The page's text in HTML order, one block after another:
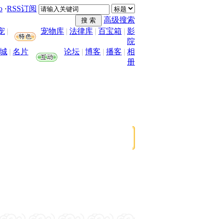
·RSS订阅
高级搜索
| 宠物库 | 法律库 | 百宝箱 | 影
院
| 名片 论坛 | 博客 | 播客 | 相
册